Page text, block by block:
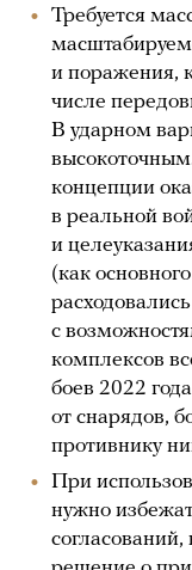
Требуется
и поражения,
числе
В ударном
концепции
в реальной
и
(как
с
комплексов
боев 2022
от снарядов,
противнику
При
нужно